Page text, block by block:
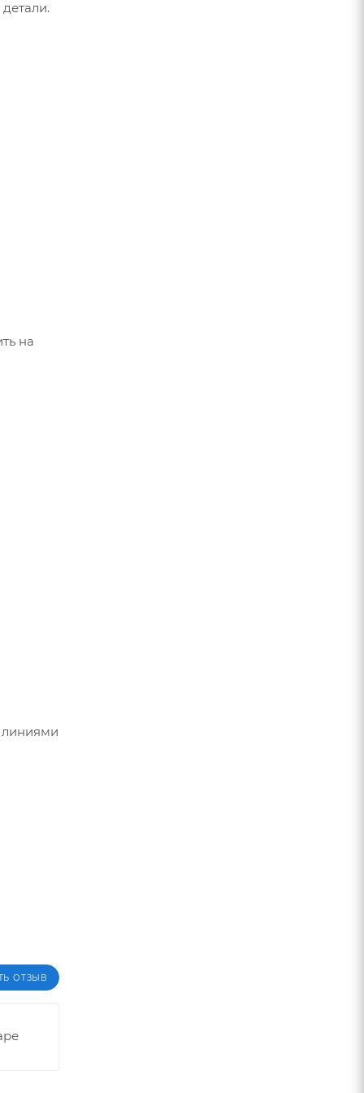
линиями
ОТЗЫВ